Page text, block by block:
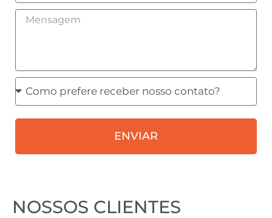
Mensagem
Como
prefere
receber
contato?
ENVIAR
NOSSOS CLIENTES